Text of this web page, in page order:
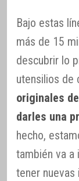
Bajo estas
más de 15
descubrir lo
utensilios de
originales
darles una
hecho,
también va a
tener nuevas